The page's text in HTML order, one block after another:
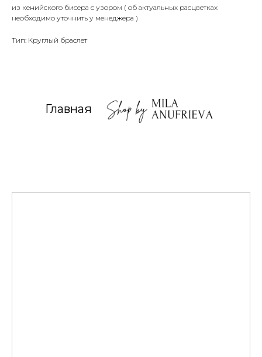
из кенийского бисера с узором ( об актуальных расцветках
необходимо уточнить у менеджера )
Тип: Круглый браслет
Главная